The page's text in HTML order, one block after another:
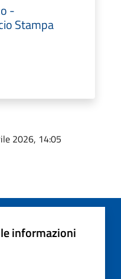
-
Stampa
2026, 14:05
informazioni